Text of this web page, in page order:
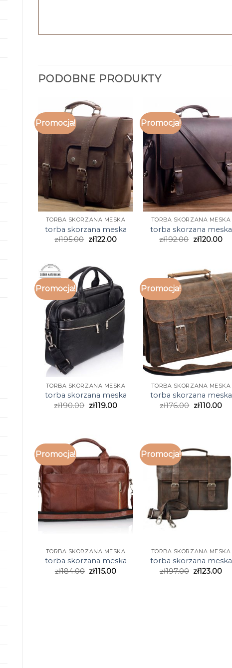
PODOBNE PRODUKTY
Promocja!
TORBA SKORZANA MESKA
torba skorzana meska
zł195.00 zł122.00
Promocja!
TORBA SKORZANA MESKA
torba skorzana meska
zł192.00 zł120.00
Promocja!
TORBA SKORZANA MESKA
torba skorzana meska
zł190.00 zł119.00
Promocja!
TORBA SKORZANA MESKA
torba skorzana meska
zł176.00 zł110.00
Promocja!
TORBA SKORZANA MESKA
torba skorzana meska
zł184.00 zł115.00
Promocja!
TORBA SKORZANA MESKA
torba skorzana meska
zł197.00 zł123.00